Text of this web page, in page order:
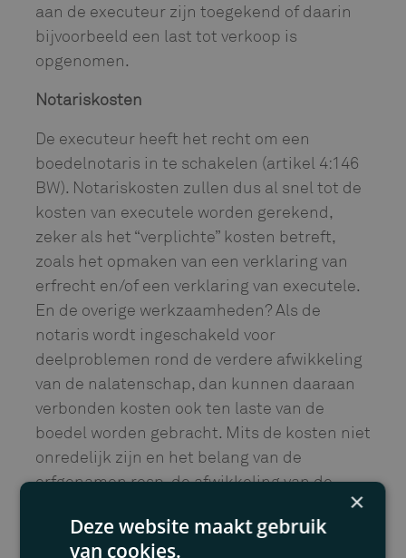
aan de executeur zijn toegekend of daarin
bijvoorbeeld een last tot verkoop is
opgenomen.
Notariskosten
De executeur heeft het recht om een
boedelnotaris in te schakelen (artikel 4:146
BW). Notariskosten zullen dus al snel tot de
kosten van executele worden gerekend,
zeker als het “verplichte” kosten betreft,
zoals het opmaken van een verklaring van
erfrecht en/of een verklaring van executele.
En de overige werkzaamheden? Als de
notaris wordt ingeschakeld voor
deelproblemen rond de verdere afwikkeling
van de nalatenschap, dan kunnen daaraan
verbonden kosten ook ten laste van de
boedel worden gebracht. Mits de kosten niet
onredelijk zijn en het belang van de
erfgenamen resp. de afwikkeling van de
nalatenschap zijn gediend met de door de
notaris uitgevoerde werkzaamheden.
×
Deze website maakt gebruik
van cookies.